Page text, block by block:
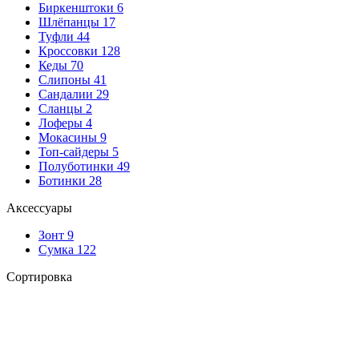
Биркенштоки 6
Шлёпанцы 17
Туфли 44
Кроссовки 128
Кеды 70
Слипоны 41
Сандалии 29
Сланцы 2
Лоферы 4
Мокасины 9
Топ-сайдеры 5
Полуботинки 49
Ботинки 28
Аксессуары
Зонт 9
Сумка 122
Сортировка